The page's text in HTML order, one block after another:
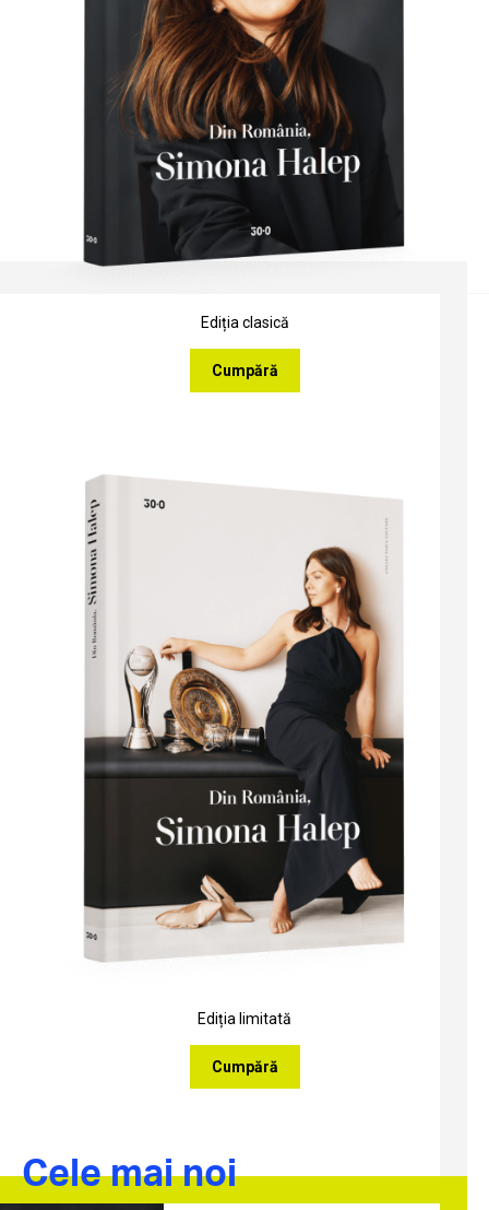
Ediția clasică
Cumpără
Ediția limitată
Cumpără
Cele mai noi